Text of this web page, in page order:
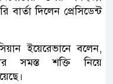
বার্তা দিলেন প্রেসিডেন্ট
ইয়েরেভানে বলেন,
সমস্ত শক্তি নিয়ে